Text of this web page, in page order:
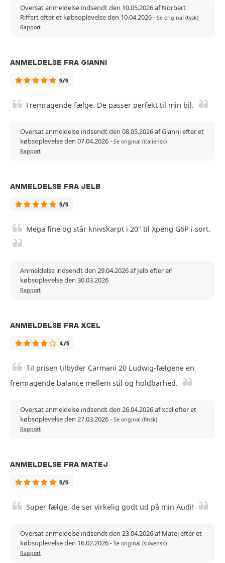
Oversat anmeldelse indsendt den 10.05.2026 af Norbert
Riffert efter et købsoplevelse den 10.04.2026- Se original (tysk)
Rapport
ANMELDELSE FRA GIANNI
5/5
Fremragende fælge. De passer perfekt til min bil.
Oversat anmeldelse indsendt den 08.05.2026 af Gianni efter et
købsoplevelse den 07.04.2026- Se original (italiensk)
Rapport
ANMELDELSE FRA JELB
5/5
Mega fine og står knivskarpt i 20" til Xpeng G6P i sort.
Anmeldelse indsendt den 29.04.2026 af Jelb efter en
købsoplevelse den 30.03.2026
Rapport
ANMELDELSE FRA XCEL
4/5
Til prisen tilbyder Carmani 20 Ludwig-fælgene en
fremragende balance mellem stil og holdbarhed.
Oversat anmeldelse indsendt den 26.04.2026 af xcel efter et
købsoplevelse den 27.03.2026- Se original (finsk)
Rapport
ANMELDELSE FRA MATEJ
5/5
Super fælge, de ser virkelig godt ud på min Audi!
Oversat anmeldelse indsendt den 23.04.2026 af Matej efter et
købsoplevelse den 16.02.2026- Se original (slovensk)
Rapport